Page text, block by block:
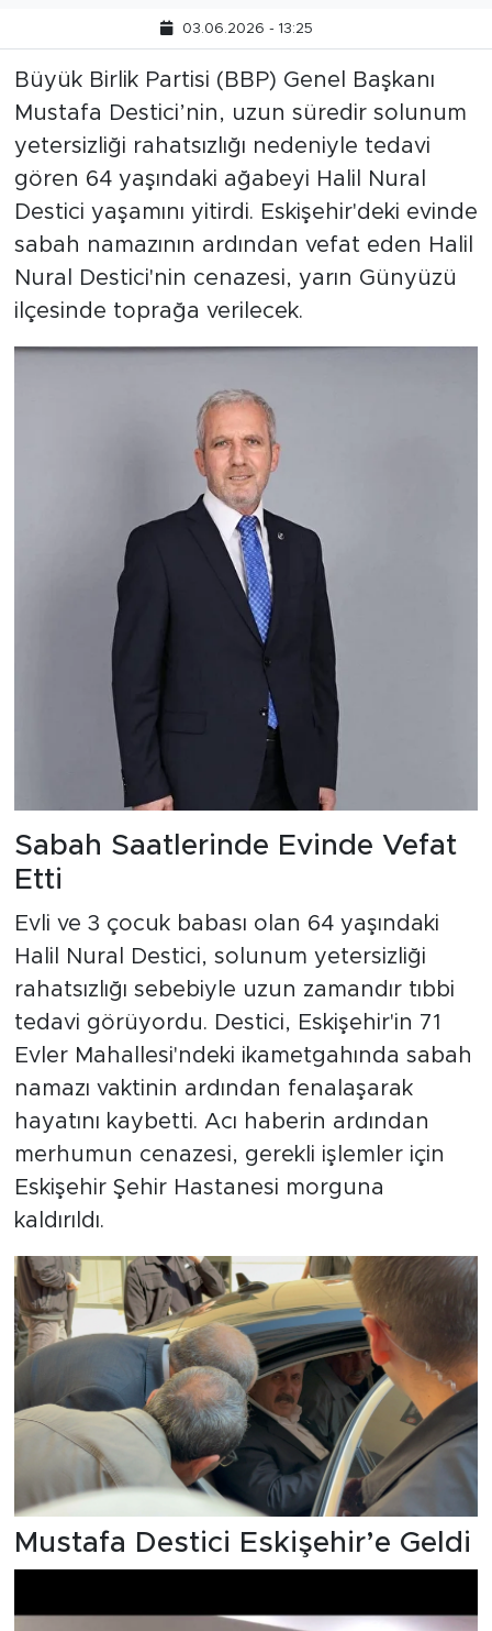
03.06.2026 - 13:25
Büyük Birlik Partisi (BBP) Genel Başkanı
Mustafa Destici’nin, uzun süredir solunum
yetersizliği rahatsızlığı nedeniyle tedavi
gören 64 yaşındaki ağabeyi Halil Nural
Destici yaşamını yitirdi. Eskişehir'deki evinde
sabah namazının ardından vefat eden Halil
Nural Destici'nin cenazesi, yarın Günyüzü
ilçesinde toprağa verilecek.
Sabah Saatlerinde Evinde Vefat
Etti
Evli ve 3 çocuk babası olan 64 yaşındaki
Halil Nural Destici, solunum yetersizliği
rahatsızlığı sebebiyle uzun zamandır tıbbi
tedavi görüyordu. Destici, Eskişehir'in 71
Evler Mahallesi'ndeki ikametgahında sabah
namazı vaktinin ardından fenalaşarak
hayatını kaybetti. Acı haberin ardından
merhumun cenazesi, gerekli işlemler için
Eskişehir Şehir Hastanesi morguna
kaldırıldı.
Mustafa Destici Eskişehir’e Geldi